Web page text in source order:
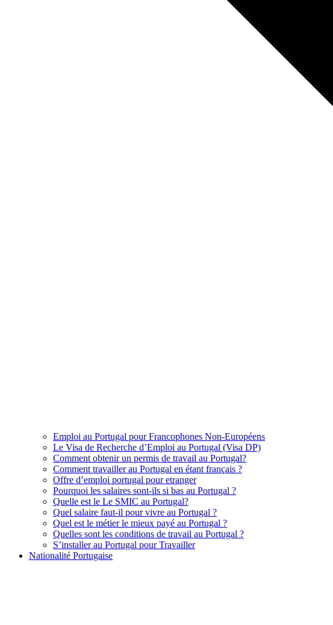
Emploi au Portugal pour Francophones Non-Européens
Le Visa de Recherche d’Emploi au Portugal (Visa DP)
Comment obtenir un permis de travail au Portugal?
Comment travailler au Portugal en étant français ?
Offre d’emploi portugal pour etranger
Pourquoi les salaires sont-ils si bas au Portugal ?
Quelle est le Le SMIC au Portugal?
Quel salaire faut-il pour vivre au Portugal ?
Quel est le métier le mieux payé au Portugal ?
Quelles sont les conditions de travail au Portugal ?
S’installer au Portugal pour Travailler
Nationalité Portugaise